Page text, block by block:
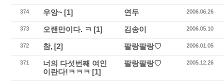
374 우앙~ [1] 연두 2006.06.26
373 오랜만이다. ㅋ [1] 김송이 2006.05.10
372 참, [2] 팔랑팔랑♡ 2006.01.05
371
너의 다섯번째 여인
이란다!ㅋㅋㅋ [1]
팔랑팔랑♡ 2005.12.26